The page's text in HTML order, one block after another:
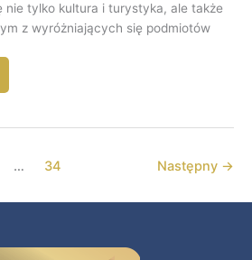
nie tylko kultura i turystyka, ale także
z wyróżniających się podmiotów
… 34 Następny →